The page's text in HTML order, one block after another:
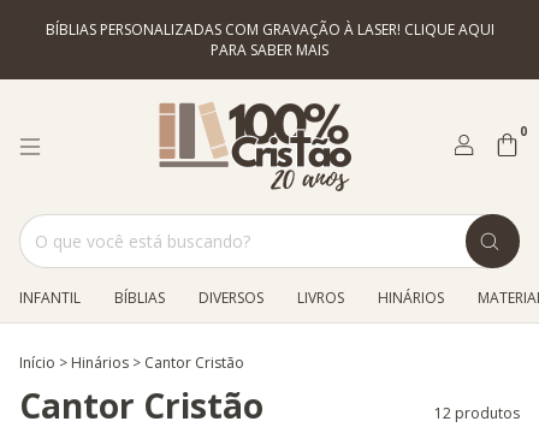
BÍBLIAS PERSONALIZADAS COM GRAVAÇÃO À LASER! CLIQUE AQUI
PARA SABER MAIS
0
INFANTIL BÍBLIAS DIVERSOS LIVROS HINÁRIOS
Início > Hinários > Cantor Cristão
Cantor Cristão 12 produtos